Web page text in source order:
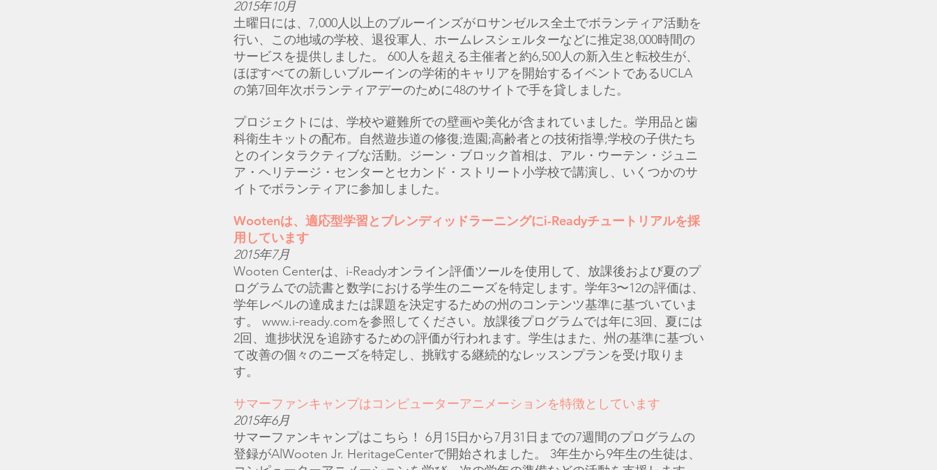
2015年10月
土曜日には、7,000人以上のブルーインズがロサンゼルス全土でボランティア活動を
行い、この地域の学校、退役軍人、ホームレスシェルターなどに推定38,000時間の
サービスを提供しました。 600人を超える主催者と約6,500人の新入生と転校生が、
ほぼすべての新しいブルーインの学術的キャリアを開始するイベントであるUCLA
の第7回年次ボランティアデーのために48のサイトで手を貸しました。
プロジェクトには、学校や避難所での壁画や美化が含まれていました。学用品と歯
科衛生キットの配布。自然遊歩道の修復;造園;高齢者との技術指導;学校の子供たち
とのインタラクティブな活動。ジーン・ブロック首相は、アル・ウーテン・ジュニ
ア・ヘリテージ・センターとセカンド・ストリート小学校で講演し、いくつかのサ
イトでボランティアに参加しました。
Wootenは、適応型学習とブレンディッドラーニングにi-Readyチュートリアルを採
用しています
2015年7月
Wooten Centerは、i-Readyオンライン評価ツールを使用して、放課後および夏のプ
ログラムでの読書と数学における学生のニーズを特定します。学年3〜12の評価は、
学年レベルの達成または課題を決定するための州のコンテンツ基準に基づいていま
す。 www.i-ready.comを参照してください。放課後プログラムでは年に3回、夏には
2回、進捗状況を追跡するための評価が行われます。学生はまた、州の基準に基づい
て改善の個々のニーズを特定し、挑戦する継続的なレッスンプランを受け取りま
す。
サマーファンキャンプはコンピューターアニメーションを特徴としています
2015年6月
サマーファンキャンプはこちら！ 6月15日から7月31日までの7週間のプログラムの
登録がAlWooten Jr. HeritageCenterで開始されました。 3年生から9年生の生徒は、